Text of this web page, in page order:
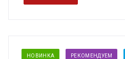
НОВИНКА РЕКОМЕНДУЕМ